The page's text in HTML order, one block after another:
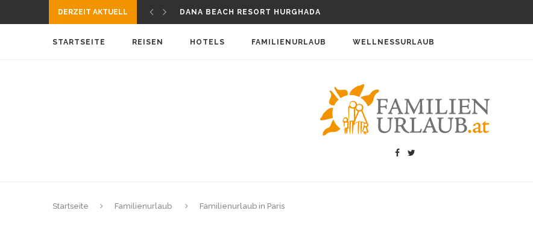
DERZEIT AKTUELL
DANA BEACH RESORT HURGHADA
KROATIEN URLAUB 2012
KÄRNTEN – URLAUB IM SÜDEN VON ÖSTERREICH
FAMILIENURLAUB MIT HUND – EIN PAAR NÜTZLICHE TIPPS...
BIBIONE – FAMILIENURLAUB IN ITALIEN
STARTSEITE REISEN HOTELS FAMILIENURLAUB WELLNESSURLAUB
Startseite Familienurlaub Familienurlaub in Paris